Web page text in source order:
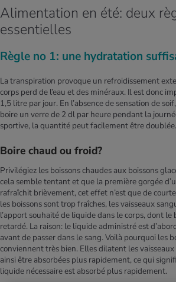
Alimentation en été: deux
essentielles
Règle no 1: une hydratation
La transpiration provoque un refroidissement
corps perd de l’eau et des minéraux. Il est donc
1,5 litre par jour. En l’absence de sensation de
boire un verre de 2 dl par heure pendant la
sportive, la quantité peut facilement être doublée.
Boire chaud ou froid?
Privilégiez les boissons chaudes aux boissons
cela semble tentant et que la première gorgée
rafraîchit brièvement, cet effet n’est que de
les boissons sont trop fraîches, les vaisseaux
l’apport souhaité de liquide dans le corps, dont le
retardé. La raison: le liquide administré est
avant de passer dans le sang. Voilà pourquoi les
conviennent très bien. Elles dilatent les
ainsi être absorbées plus rapidement, ce qui
liquide nécessaire est absorbé plus rapidement.